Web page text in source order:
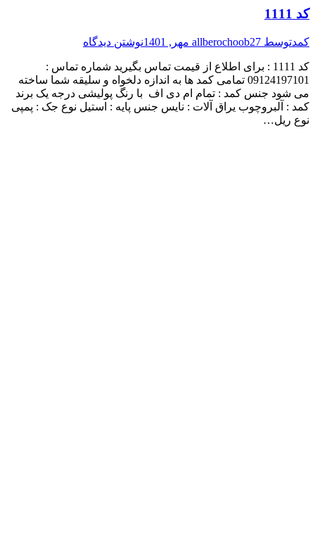
کد 1111
کمدتوسط allberochoob27 مهر, 1401 نوشتن دیدگاه
کد 1111 : برای اطلاع از قیمت تماس بگیرید شماره تماس :
09124197101 تمامی کمد ها به اندازه دلخواه و سلیقه شما ساخته
می شود جنس کمد : تمام ام دی اف با رنگ پولیشی درجه یک برند
کمد : آلبروچوب یراق آلات : نایس جنس پایه : استیل نوع جک : پمپی
نوع ریل…